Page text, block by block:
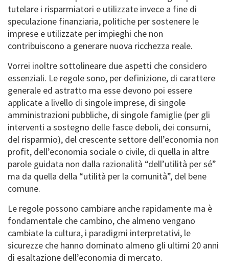
tutelare i risparmiatori e utilizzate invece a fine di
speculazione finanziaria, politiche per sostenere le
imprese e utilizzate per impieghi che non
contribuiscono a generare nuova ricchezza reale.
Vorrei inoltre sottolineare due aspetti che considero
essenziali. Le regole sono, per definizione, di carattere
generale ed astratto ma esse devono poi essere
applicate a livello di singole imprese, di singole
amministrazioni pubbliche, di singole famiglie (per gli
interventi a sostegno delle fasce deboli, dei consumi,
del risparmio), del crescente settore dell’economia non
profit, dell’economia sociale o civile, di quella in altre
parole guidata non dalla razionalità “dell’utilità per sé”
ma da quella della “utilità per la comunità”, del bene
comune.
Le regole possono cambiare anche rapidamente ma è
fondamentale che cambino, che almeno vengano
cambiate la cultura, i paradigmi interpretativi, le
sicurezze che hanno dominato almeno gli ultimi 20 anni
di esaltazione dell’economia di mercato.